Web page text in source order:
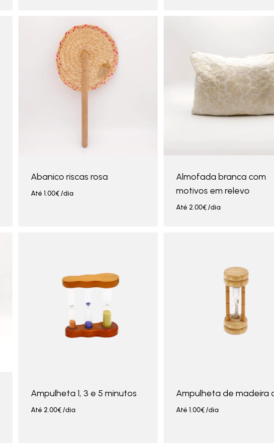
Abanico riscas rosa
Até 1.00€/dia
Almofada branca com
motivos em relevo
Até 2.00€/dia
Ampulheta 1, 3 e 5 minutos
Até 2.00€/dia
Ampulheta de madeira
Até 1.00€/dia